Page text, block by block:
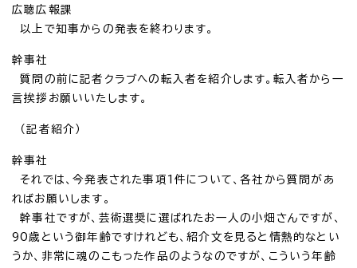
広聴広報課
以上で知事からの発表を終わります。
幹事社
質問の前に記者クラブへの転入者を紹介します。転入者から一
言挨拶お願いいたします。
（記者紹介）
幹事社
それでは、今発表された事項1件について、各社から質問があ
ればお願いします。
幹事社ですが、芸術選奨に選ばれたお一人の小畑さんですが、
90歳という御年齢ですけれども、紹介文を見ると情熱的なとい
うか、非常に魂のこもった作品のようなのですが、こういう年齢